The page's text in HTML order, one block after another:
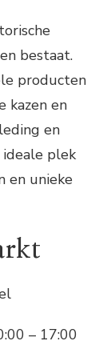
bestaat.
producten
kazen en
en
ideale plek
en unieke
– 17:00